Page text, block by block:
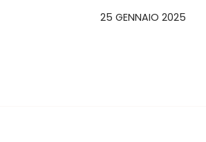
25 GENNAIO 2025